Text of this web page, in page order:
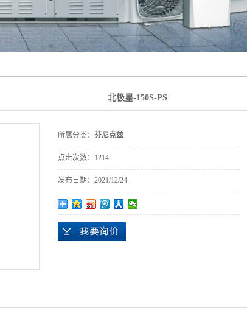
北极星-150S-PS
所属分类： 芬尼克兹
点击次数： 1214
发布日期： 2021/12/24